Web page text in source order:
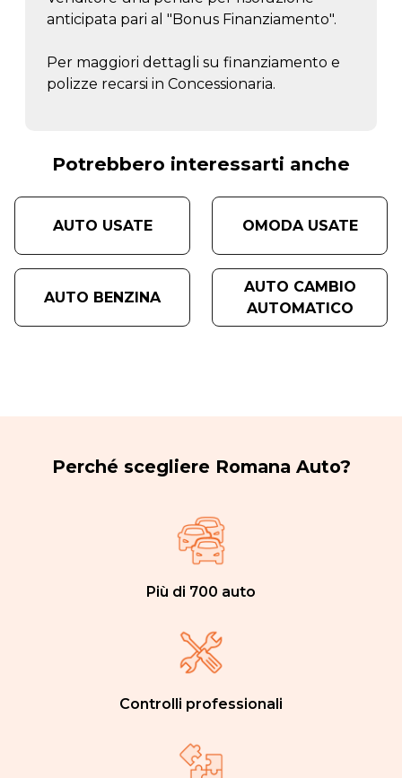
anticipata pari al "Bonus Finanziamento".
Per maggiori dettagli su finanziamento e
polizze recarsi in Concessionaria.
Potrebbero interessarti anche
AUTO USATE OMODA USATE
AUTO BENZINA
AUTO CAMBIO
AUTOMATICO
Perché scegliere Romana Auto?
Più di 700 auto
Controlli professionali